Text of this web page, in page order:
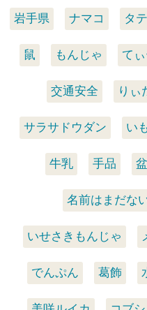
岩手県 ナマコ タ
鼠 もんじゃ て
交通安全 りぃ
サラサドウダン い
牛乳 手品
名前はまだな
いせさきもんじゃ
でんぷん 葛飾